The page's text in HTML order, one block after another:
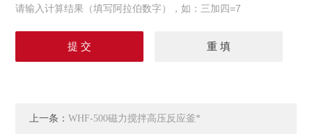
请输入计算结果（填写阿拉伯数字），如：三加四=7
上一条：WHF-500磁力搅拌高压反应釜*